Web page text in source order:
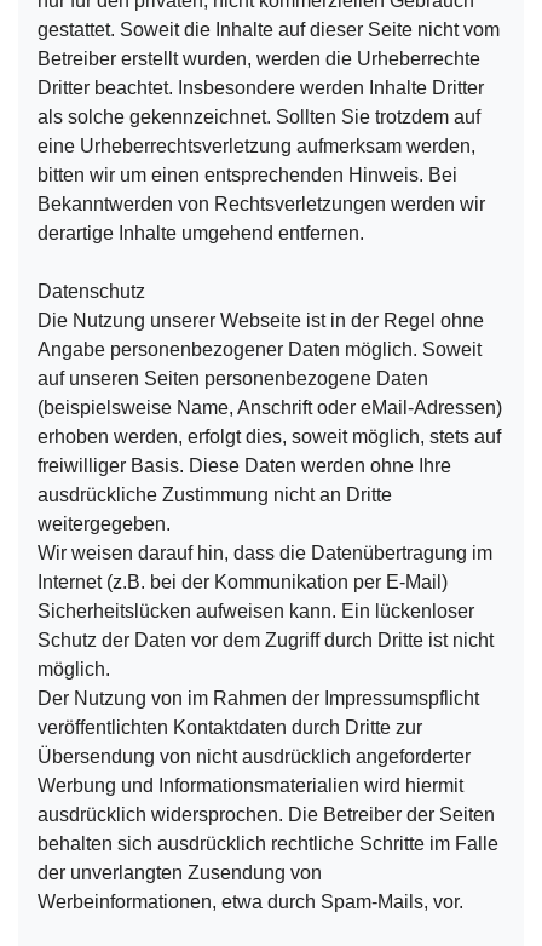
gestattet. Soweit die Inhalte auf dieser Seite nicht vom
Betreiber erstellt wurden, werden die Urheberrechte
Dritter beachtet. Insbesondere werden Inhalte Dritter
als solche gekennzeichnet. Sollten Sie trotzdem auf
eine Urheberrechtsverletzung aufmerksam werden,
bitten wir um einen entsprechenden Hinweis. Bei
Bekanntwerden von Rechtsverletzungen werden wir
derartige Inhalte umgehend entfernen.
Datenschutz
Die Nutzung unserer Webseite ist in der Regel ohne
Angabe personenbezogener Daten möglich. Soweit
auf unseren Seiten personenbezogene Daten
(beispielsweise Name, Anschrift oder eMail-Adressen)
erhoben werden, erfolgt dies, soweit möglich, stets auf
freiwilliger Basis. Diese Daten werden ohne Ihre
ausdrückliche Zustimmung nicht an Dritte
weitergegeben.
Wir weisen darauf hin, dass die Datenübertragung im
Internet (z.B. bei der Kommunikation per E-Mail)
Sicherheitslücken aufweisen kann. Ein lückenloser
Schutz der Daten vor dem Zugriff durch Dritte ist nicht
möglich.
Der Nutzung von im Rahmen der Impressumspflicht
veröffentlichten Kontaktdaten durch Dritte zur
Übersendung von nicht ausdrücklich angeforderter
Werbung und Informationsmaterialien wird hiermit
ausdrücklich widersprochen. Die Betreiber der Seiten
behalten sich ausdrücklich rechtliche Schritte im Falle
der unverlangten Zusendung von
Werbeinformationen, etwa durch Spam-Mails, vor.